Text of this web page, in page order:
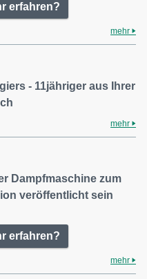
erfahren?
mehr
- 11jähriger aus Ihrer
mehr
Dampfmaschine zum
veröffentlicht sein
erfahren?
mehr